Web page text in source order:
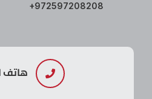
+972597208208